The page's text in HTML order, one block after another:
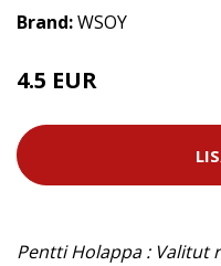
Brand:WSOY
4.5 EUR
Pentti Holappa : Valitut